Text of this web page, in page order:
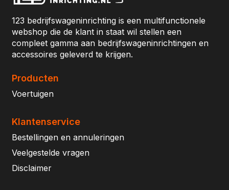
123 bedrijfswageninrichting is een multifunctionele
webshop die de klant in staat wil stellen een
compleet gamma aan bedrijfswageninrichtingen en
accessoires geleverd te krijgen.
Producten
Voertuigen
Klantenservice
Bestellingen en annuleringen
Veelgestelde vragen
Disclaimer